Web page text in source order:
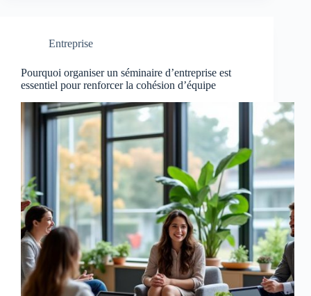
Entreprise
Pourquoi organiser un séminaire d’entreprise est
essentiel pour renforcer la cohésion d’équipe